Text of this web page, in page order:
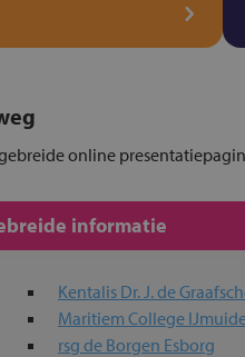
online
informatie
Kentalis Dr. J. de
Maritiem College
rsg de Borgen Esborg